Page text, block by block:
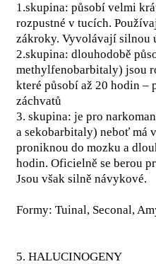
1.skupina: působí velmi
rozpustné v tucích.
zákroky. Vyvolávají silnou
2.skupina: dlouhodobě
methylfenobarbitaly) jsou
které působí až 20 hodin
záchvatů
3. skupina: je pro
a sekobarbitaly) neboť má
proniknou do mozku a
hodin. Oficielně se berou
Jsou však silně návykové.
Formy: Tuinal, Seconal,
5. HALUCINOGENY